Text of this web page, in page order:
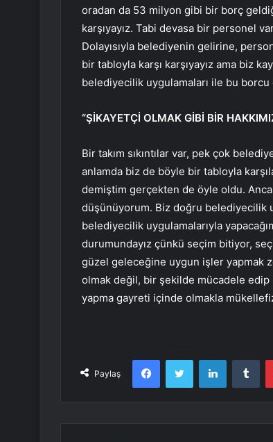
oradan da 53 milyon gibi bir borç
karşıyayız. Tabi devasa bir personel
Dolayısıyla belediyenin gelirine,
bir tabloyla karşı karşıyayız ama biz
belediyecilik uygulamaları ile bu
“ŞİKAYETÇİ OLMAK GİBİ BİR
Bir takım sıkıntılar var, pek çok
anlamda biz de böyle bir tabloyla
demiştim gerçekten de öyle oldu.
düşünüyorum. Biz doğru belediyecilik
belediyecilik uygulamalarıyla
durumundayız çünkü seçim bitiyor,
güzel geleceğine uygun işler yapmak
olmak değil, bir şekilde mücadele
yapma gayreti içinde olmakla
Paylaş
FacebookTwitter LinkedIn